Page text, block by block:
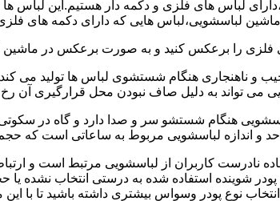
لباس های فلزی و دکمه دار هستیم.این
لباسشویی،لباس هایی که دارای دکمه های
فلزی را برعکس کنید و به صورت برعکس در
و ناهنجاری هنگام شستشوی لباس ها تولید می کند
می تواند به دلیل صاف نبودن محل قرارگیری آن رخ
هنگام شستشو سر و صدا دارد و گاه در
حد و اندازه لباسشویی مربوط به ساعاتی است
نادرست کاربران از لباسشویی مرتبط است و
شوینده استفاده شده به درستی انتخاب نشده
نوع پودر وسواس بیشتری داشته باشید تا با